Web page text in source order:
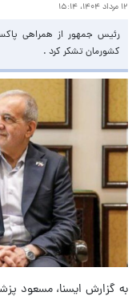
۱۲ مرداد ۱۴۰۴، ۱۵:۱۴
رئیس جمهور از همراهی
کشورمان تشکر کرد .
به گزارش ایسنا، مسعود